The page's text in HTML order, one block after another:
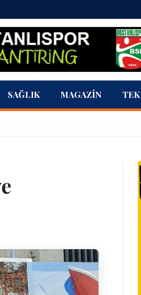
SAĞLIK MAGAZIN